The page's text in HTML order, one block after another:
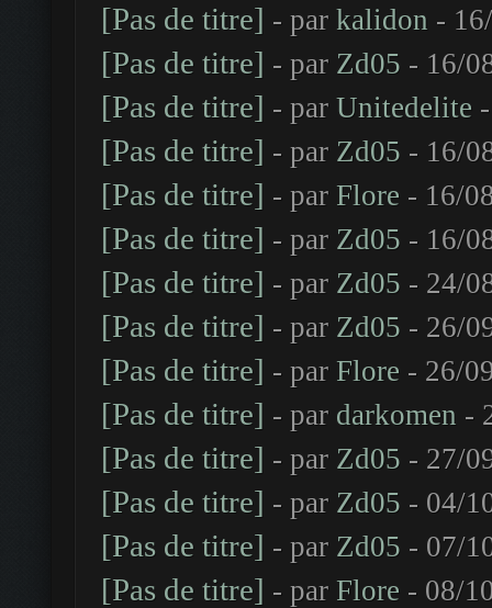
[Pas de titre] - par kalidon -
[Pas de titre] - par Zd05 - 16/
[Pas de titre] - par Unitedelite
[Pas de titre] - par Zd05 - 16/
[Pas de titre] - par Flore - 16/
[Pas de titre] - par Zd05 - 16/
[Pas de titre] - par Zd05 - 24/
[Pas de titre] - par Zd05 - 26/
[Pas de titre] - par Flore - 26/
[Pas de titre] - par darkomen -
[Pas de titre] - par Zd05 - 27/
[Pas de titre] - par Zd05 - 04/
[Pas de titre] - par Zd05 - 07/
[Pas de titre] - par Flore - 08/